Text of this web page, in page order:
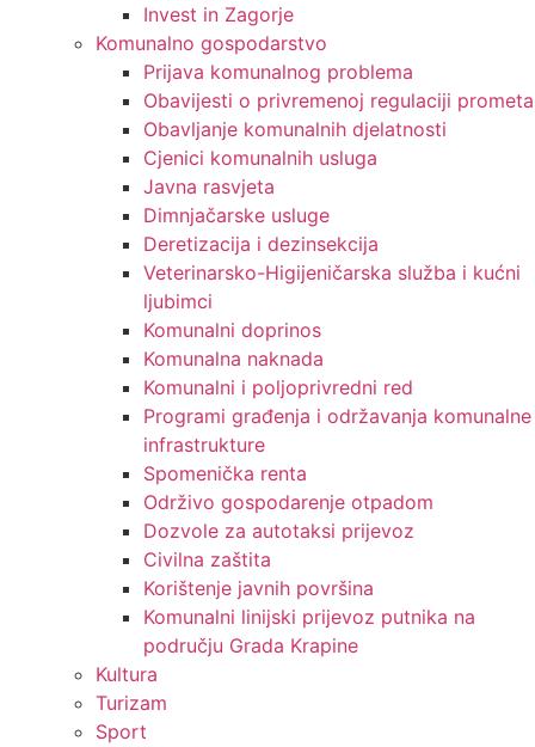
Invest in Zagorje
Komunalno gospodarstvo
Prijava komunalnog problema
Obavijesti o privremenoj regulaciji prometa
Obavljanje komunalnih djelatnosti
Cjenici komunalnih usluga
Javna rasvjeta
Dimnjačarske usluge
Deretizacija i dezinsekcija
Veterinarsko-Higijeničarska služba i kućni
ljubimci
Komunalni doprinos
Komunalna naknada
Komunalni i poljoprivredni red
Programi građenja i održavanja komunalne
infrastrukture
Spomenička renta
Održivo gospodarenje otpadom
Dozvole za autotaksi prijevoz
Civilna zaštita
Korištenje javnih površina
Komunalni linijski prijevoz putnika na
području Grada Krapine
Kultura
Turizam
Sport